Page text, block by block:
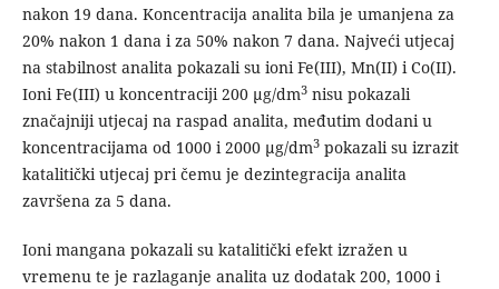
nakon 19 dana. Koncentracija analita bila je umanjena za
20% nakon 1 dana i za 50% nakon 7 dana. Najveći utjecaj
na stabilnost analita pokazali su ioni Fe(III), Mn(II) i Co(II).
Ioni Fe(III) u koncentraciji 200 µg/dm3nisu pokazali
značajniji utjecaj na raspad analita, međutim dodani u
koncentracijama od 1000 i 2000 µg/dm3pokazali su izrazit
katalitički utjecaj pri čemu je dezintegracija analita
završena za 5 dana.
Ioni mangana pokazali su katalitički efekt izražen u
vremenu te je razlaganje analita uz dodatak 200, 1000 i